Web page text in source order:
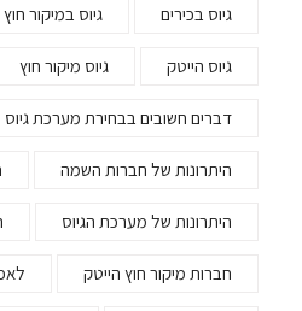
גיוס בכירים גיוס במיקור
גיוס הייטק גיוס מיקור חוץ
דברים חשובים בבחירת מערכת גיוס
היתרונות של חברות השמה
היתרונות של מערכת הגיוס
חברות מיקור חוץ הייטק